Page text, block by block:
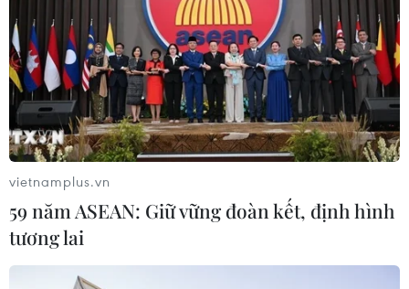
vietnamplus.vn
59 năm ASEAN: Giữ vững đoàn kết, định hình
tương lai